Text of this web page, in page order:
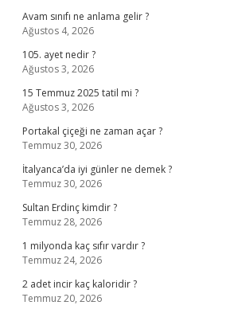
Avam sınıfı ne anlama gelir ?
Ağustos 4, 2026
105. ayet nedir ?
Ağustos 3, 2026
15 Temmuz 2025 tatil mi ?
Ağustos 3, 2026
Portakal çiçeği ne zaman açar ?
Temmuz 30, 2026
İtalyanca’da iyi günler ne demek ?
Temmuz 30, 2026
Sultan Erdinç kimdir ?
Temmuz 28, 2026
1 milyonda kaç sıfır vardır ?
Temmuz 24, 2026
2 adet incir kaç kaloridir ?
Temmuz 20, 2026